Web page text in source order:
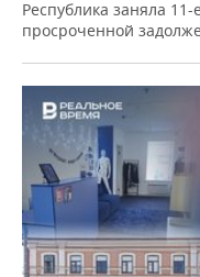
Республика заняла
просроченной